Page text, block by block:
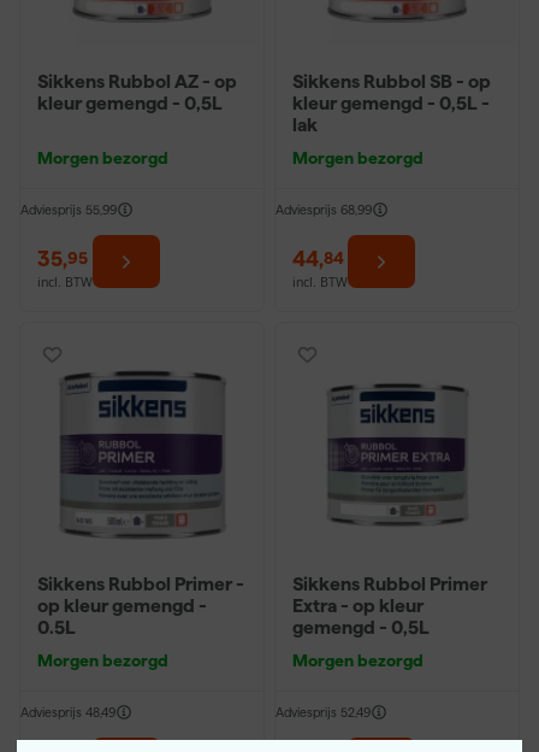
Sikkens Rubbol AZ - op
kleur gemengd - 0,5L
Morgen bezorgd
Adviesprijs 55,99
35,95
incl. BTW
Sikkens Rubbol SB - op
kleur gemengd - 0,5L -
lak
Morgen bezorgd
Adviesprijs 68,99
44,84
incl. BTW
Sikkens Rubbol Primer -
op kleur gemengd -
0.5L
Morgen bezorgd
Adviesprijs 48,49
Sikkens Rubbol Primer
Extra - op kleur
gemengd - 0,5L
Morgen bezorgd
Adviesprijs 52,49